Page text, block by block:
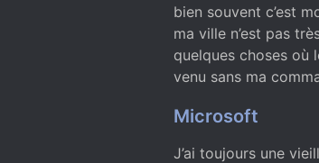
bien souvent c’est
ma ville n’est pas
quelques choses où
venu sans ma
Microsoft
J’ai toujours une